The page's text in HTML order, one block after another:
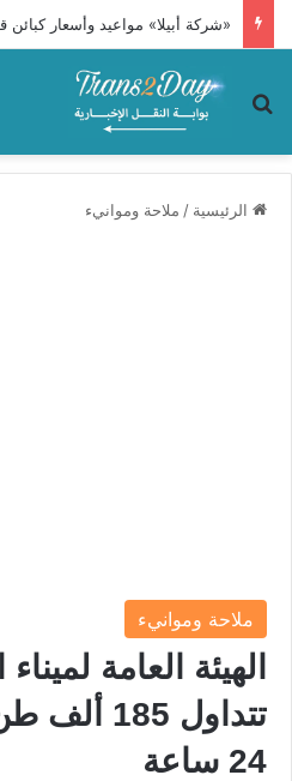
بحث عن
الرئيسية / ملاحة وموانيء
ملاحة وموانيء
الهيئة العامة
تتداول
24 ساعة